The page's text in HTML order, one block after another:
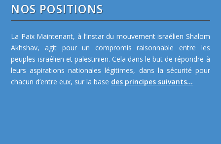
NOS POSITIONS
La Paix Maintenant, à l’instar du mouvement israélien Shalom
Akhshav, agit pour un compromis raisonnable entre les
peuples israélien et palestinien. Cela dans le but de répondre à
leurs aspirations nationales légitimes, dans la sécurité pour
chacun d’entre eux, sur la base des principes suivants...